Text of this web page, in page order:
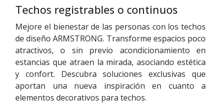
Techos registrables o continuos
Mejore el bienestar de las personas con los techos
de diseño ARMSTRONG. Transforme espacios poco
atractivos, o sin previo acondicionamiento en
estancias que atraen la mirada, asociando estética
y confort. Descubra soluciones exclusivas que
aportan una nueva inspiración en cuanto a
elementos decorativos para techos.